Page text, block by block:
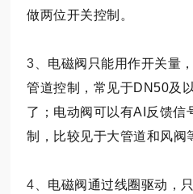
做两位开关控制。
3、 电磁阀只能用作开关量
管道控制，常见于DN50及
了；电动阀可以有AI反馈信
制，比较见于大管道和风阀
4、 电磁阀通过线圈驱动，